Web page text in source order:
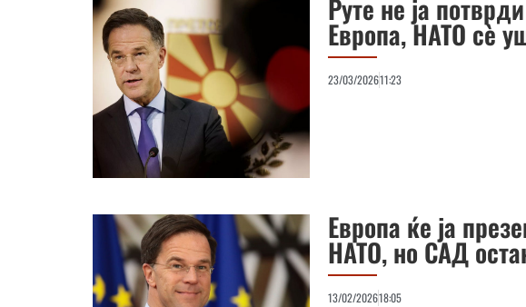
Руте не ја
Европа, НАТО сè
23/03/202611:23
Европа ќе ја
НАТО, но САД
13/02/202618:05